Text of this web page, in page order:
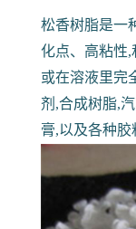
松香树脂是一
化点、高粘性
或在溶液里完
剂,合成树脂,
膏,以及各种胶